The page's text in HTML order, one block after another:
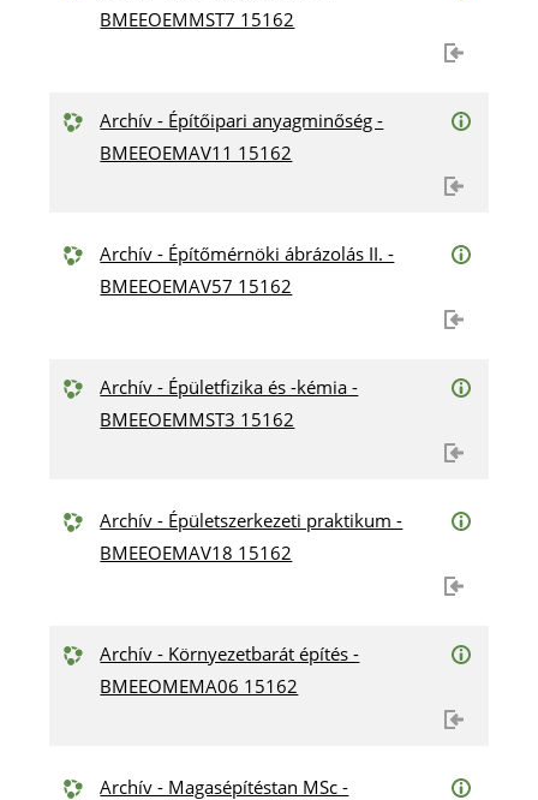
BMEEOEMMST7 15162
Archív - Építőipari anyagminőség -
BMEEOEMAV11 15162
Archív - Építőmérnöki ábrázolás II. -
BMEEOEMAV57 15162
Archív - Épületfizika és -kémia -
BMEEOEMMST3 15162
Archív - Épületszerkezeti praktikum -
BMEEOEMAV18 15162
Archív - Környezetbarát építés -
BMEEOMEMA06 15162
Archív - Magasépítéstan MSc -